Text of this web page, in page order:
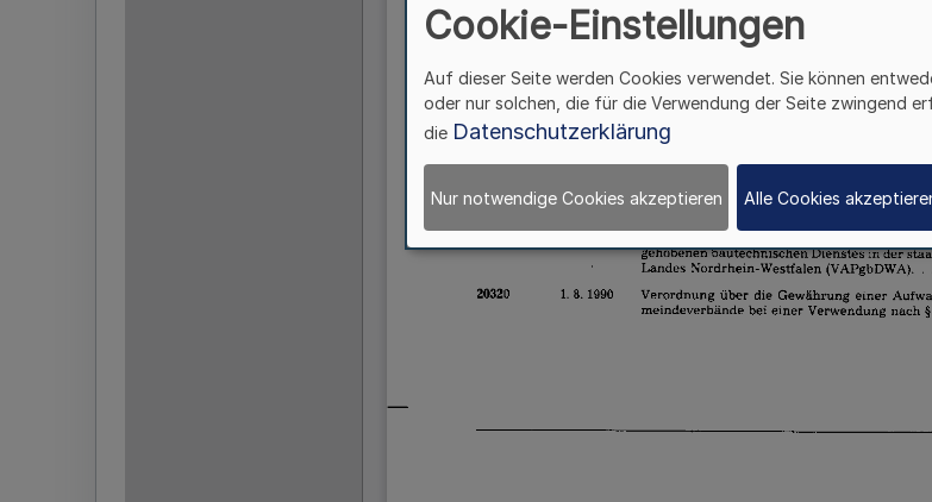
Cookie-Einstellungen
Auf dieser Seite werden Cookies verwendet. Sie können
oder nur solchen, die für die Verwendung der Seite zwingend
die Datenschutzerklärung
Nur notwendige Cookies akzeptieren Alle Cookies